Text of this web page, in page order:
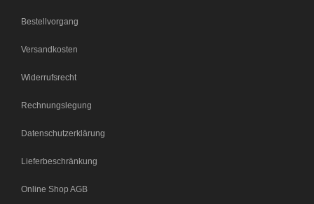
Bestellvorgang
Versandkosten
Widerrufsrecht
Rechnungslegung
Datenschutzerklärung
Lieferbeschränkung
Online Shop AGB